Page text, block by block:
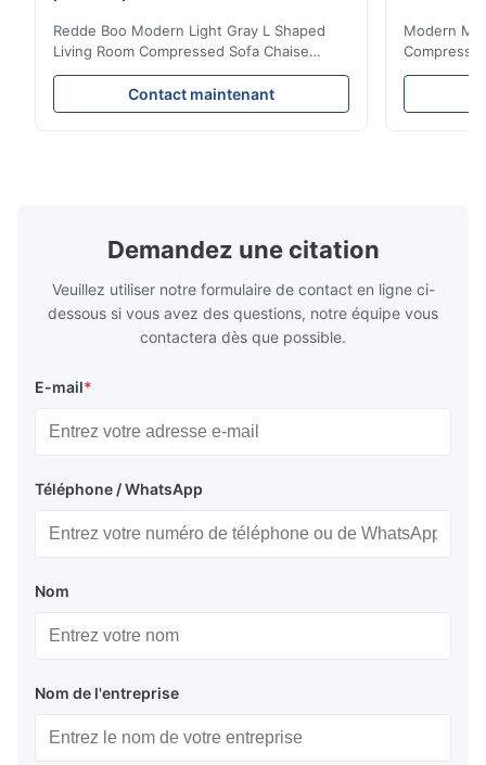
Redde Boo Modern Light Gray L Shaped
Living Room Compressed Sofa Chaise
Lounge Product Overview High resilience
soft sectional sofa designed for small
spaces, featuring a contemporary light gray
Contact maintenant
Modern
Room
Demandez une citation
Veuillez utiliser notre formulaire de contact en ligne ci-
dessous si vous avez des questions, notre équipe vous
contactera dès que possible.
E-mail*
Téléphone / WhatsApp
Nom
Nom de l'entreprise